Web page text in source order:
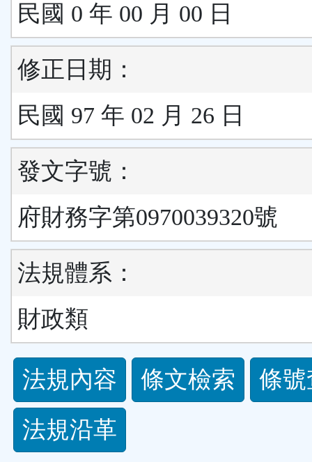
民國 0 年 00 月 00 日
修正日期：
民國 97 年 02 月 26 日
發文字號：
府財務字第0970039320號
法規體系：
財政類
法
規
功
法規內容 條文檢索
條
法規沿革